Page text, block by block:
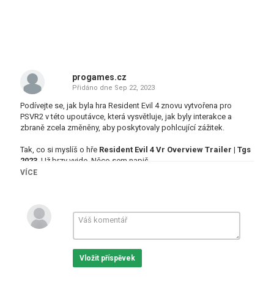
progames.cz
Přidáno dne Sep 22, 2023
Podívejte se, jak byla hra Resident Evil 4 znovu vytvořena pro
PSVR2 v této upoutávce, která vysvětluje, jak byly interakce a
zbraně zcela změněny, aby poskytovaly pohlcující zážitek.
Tak, co si myslíš o hře Resident Evil 4 Vr Overview Trailer | Tgs
2023 . Už brzy vyjde. Něco sem napiš.
VÍCE
Vložit příspěvek